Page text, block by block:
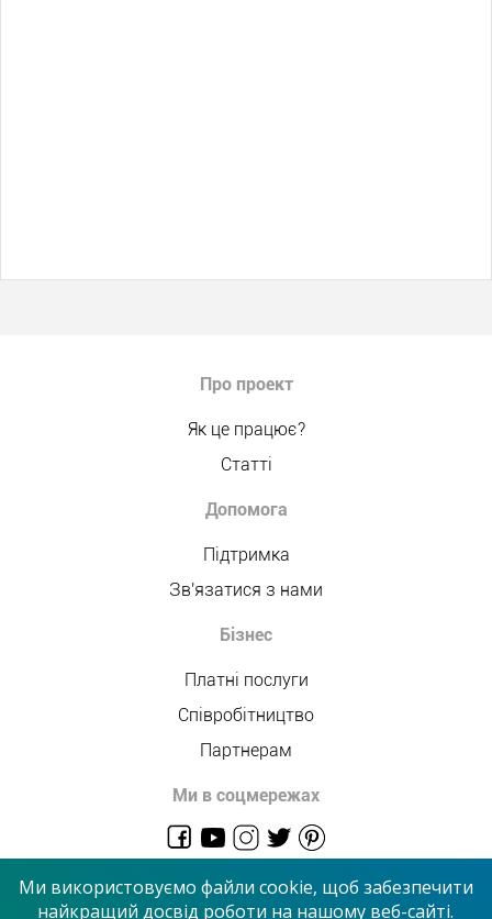
Про проект
Як це працює?
Статті
Допомога
Підтримка
Зв'язатися з нами
Бізнес
Платні послуги
Співробітництво
Партнерам
Ми в соцмережах
Ми використовуємо файли cookie, щоб забезпечити
найкращий досвід роботи на нашому веб-сайті.